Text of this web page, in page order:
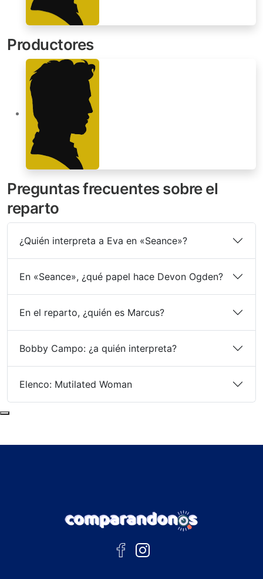
Productores
Preguntas frecuentes sobre el
reparto
¿Quién interpreta a Eva en «Seance»?
En «Seance», ¿qué papel hace Devon Ogden?
En el reparto, ¿quién es Marcus?
Bobby Campo: ¿a quién interpreta?
Elenco: Mutilated Woman